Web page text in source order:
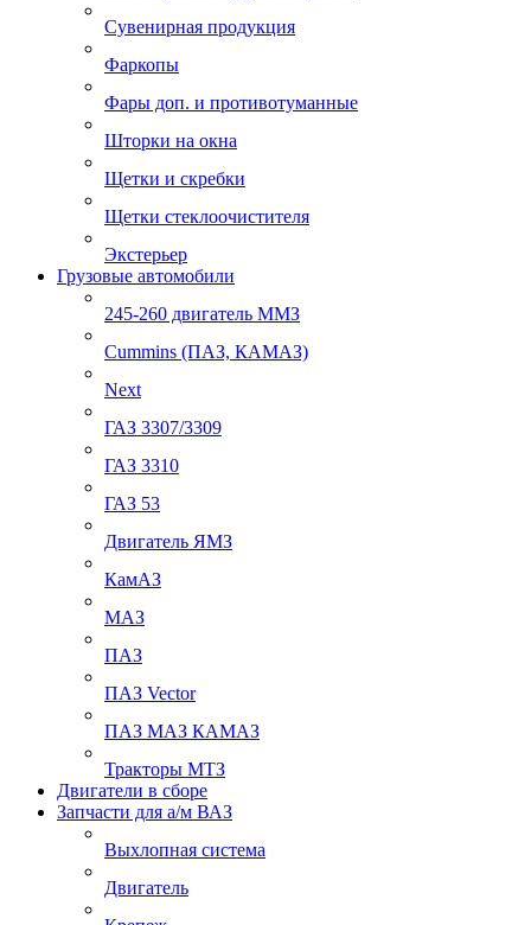
Сувенирная продукция
Фаркопы
Фары доп. и противотуманные
Шторки на окна
Щетки и скребки
Щетки стеклоочистителя
Экстерьер
Грузовые автомобили
245-260 двигатель ММЗ
Cummins (ПАЗ, КАМАЗ)
Next
ГАЗ 3307/3309
ГАЗ 3310
ГАЗ 53
Двигатель ЯМЗ
КамАЗ
МАЗ
ПАЗ
ПАЗ Vector
ПАЗ МАЗ КАМАЗ
Тракторы МТЗ
Двигатели в сборе
Запчасти для а/м ВАЗ
Выхлопная система
Двигатель